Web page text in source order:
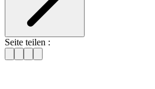
Seite teilen :